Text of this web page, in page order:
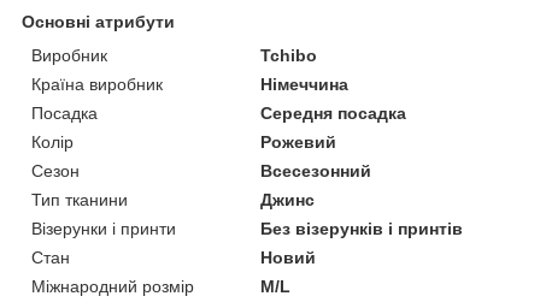
Основні атрибути
Виробник
Tchibo
Країна виробник
Німеччина
Посадка
Середня посадка
Колір
Рожевий
Сезон
Всесезонний
Тип тканини
Джинс
Візерунки і принти
Без візерунків і принтів
Стан
Новий
Міжнародний розмір
M/L